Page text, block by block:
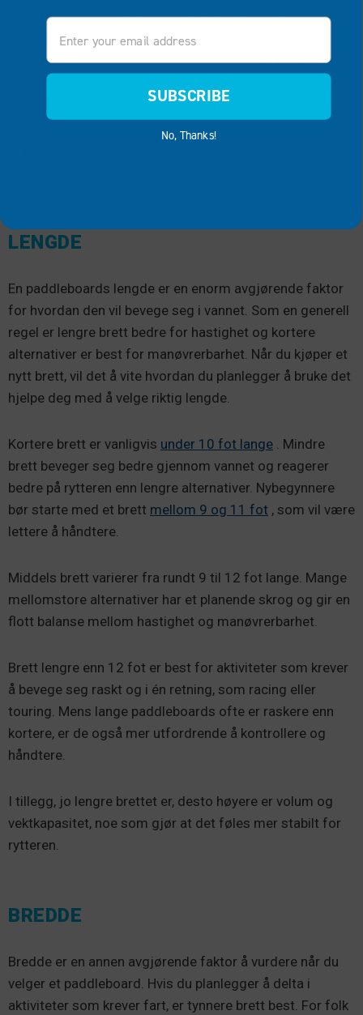
skrogbrett vil fungere bra så lenge du er under
vektkapasiteten. Forskyvningsskrogbrett er imidlertid
mindre tilgivende. For mye vekt vil føre til at brettet
synker for lavt i vannet, mens for lite vekt vil gjøre at
brettet føles tyngre og vanskeligere å styre.
LENGDE
En paddleboards lengde er en enorm avgjørende faktor
for hvordan den vil bevege seg i vannet. Som en generell
regel er lengre brett bedre for hastighet og kortere
alternativer er best for manøvrerbarhet. Når du kjøper et
nytt brett, vil det å vite hvordan du planlegger å bruke det
hjelpe deg med å velge riktig lengde.
Kortere brett er vanligvis under 10 fot lange . Mindre
brett beveger seg bedre gjennom vannet og reagerer
bedre på rytteren enn lengre alternativer. Nybegynnere
bør starte med et brett mellom 9 og 11 fot , som vil være
lettere å håndtere.
Middels brett varierer fra rundt 9 til 12 fot lange. Mange
mellomstore alternativer har et planende skrog og gir en
flott balanse mellom hastighet og manøvrerbarhet.
Brett lengre enn 12 fot er best for aktiviteter som krever
å bevege seg raskt og i én retning, som racing eller
touring. Mens lange paddleboards ofte er raskere enn
kortere, er de også mer utfordrende å kontrollere og
håndtere.
I tillegg, jo lengre brettet er, desto høyere er volum og
vektkapasitet, noe som gjør at det føles mer stabilt for
rytteren.
BREDDE
Bredde er en annen avgjørende faktor å vurdere når du
velger et paddleboard. Hvis du planlegger å delta i
aktiviteter som krever fart, er tynnere brett best. For folk
Email
SUBSCRIBE
No, Thanks!